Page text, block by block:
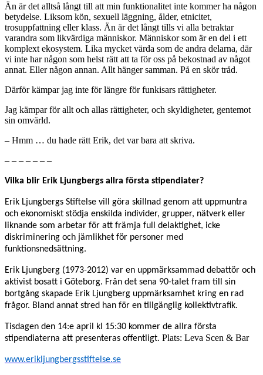
Än är det alltså långt till att min funktionalitet inte kommer ha någon
betydelse. Liksom kön, sexuell läggning, ålder, etnicitet,
trosuppfattning eller klass. Än är det långt tills vi alla betraktar
varandra som likvärdiga människor. Människor som är en del i ett
komplext ekosystem. Lika mycket värda som de andra delarna, där
vi inte har någon som helst rätt att ta för oss på bekostnad av något
annat. Eller någon annan. Allt hänger samman. På en skör tråd.
Därför kämpar jag inte för längre för funkisars rättigheter.
Jag kämpar för allt och allas rättigheter, och skyldigheter, gentemot
sin omvärld.
– Hmm … du hade rätt Erik, det var bara att skriva.
– – – – – – –
Vilka blir Erik Ljungbergs allra första stipendiater?
Erik Ljungbergs Stiftelse vill göra skillnad genom att uppmuntra
och ekonomiskt stödja enskilda individer, grupper, nätverk eller
liknande som arbetar för att främja full delaktighet, icke
diskriminering och jämlikhet för personer med
funktionsnedsättning.
Erik Ljungberg (1973-2012) var en uppmärksammad debattör och
aktivist bosatt i Göteborg. Från det sena 90-talet fram till sin
bortgång skapade Erik Ljungberg uppmärksamhet kring en rad
frågor. Bland annat stred han för en tillgänglig kollektivtrafik.
Tisdagen den 14:e april kl 15:30 kommer de allra första
stipendiaterna att presenteras offentligt. Plats: Leva Scen & Bar
www.erikljungbergsstiftelse.se